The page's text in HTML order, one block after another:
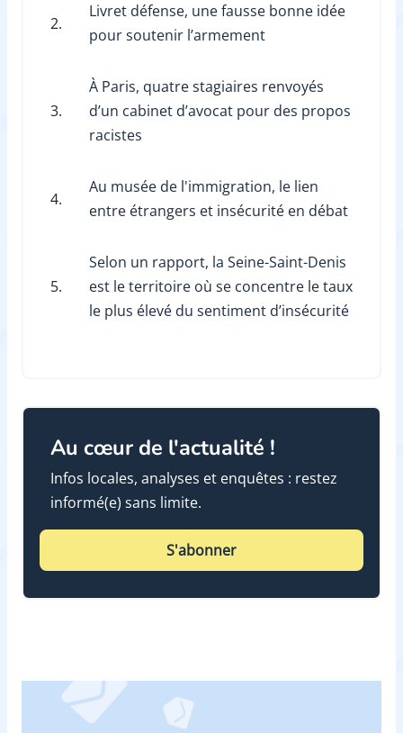
2.
Livret défense, une fausse bonne idée
pour soutenir l’armement
3.
À Paris, quatre stagiaires renvoyés
d’un cabinet d’avocat pour des propos
racistes
4.
Au musée de l'immigration, le lien
entre étrangers et insécurité en débat
5.
Selon un rapport, la Seine-Saint-Denis
est le territoire où se concentre le taux
le plus élevé du sentiment d’insécurité
Au cœur de l'actualité !
Infos locales, analyses et enquêtes : restez
informé(e) sans limite.
S'abonner